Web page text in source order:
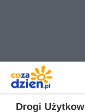
Drogi